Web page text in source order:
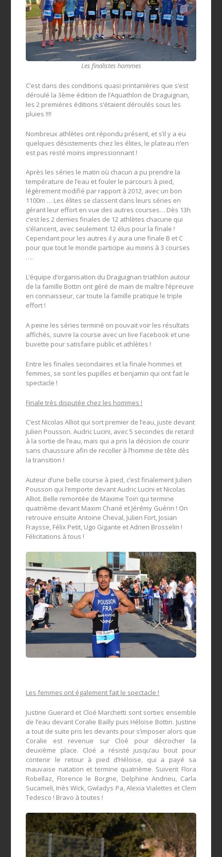
Les finalistes hommes
C’est dans des conditions quasi printanières que s’est
déroulé la 3ème édition de l’Aquathlon de Draguignan,
les 2 premières éditions s’étaient déroulés sous les
pluies !!!!
Nombreux athlètes ont répondu présent, et s’il y a eu
quelques désistements chez les élites, le plateau n’en
est pas resté moins impressionnant !
Après les séries le matin où chacun a pu prendre la
température de l’eau et fouler le parcours à pied,
légèrement modifié par rapport à 2012, avec un bon
1100m … Les élites se classent dans leurs séries en
gérant leur effort en vue des autres courses… Dès 13h
c’est les 2 demies finales de 12 athlètes chacune qui
s’élancent, avec seulement 12 élus pour la finale !
Cependant pour les autres il y aura une finale B et C
pour que tout le monde participe au moins à 3 courses
….
L’équipe d’organisation du Draguignan triathlon autour
de la famille Bottin ont géré de main de maître l’épreuve
en connaisseur, car toute la famille pratique le triple
effort !
A peine les séries terminé on pouvait voir les résultats
affichés, suivre la course avec un live Facebook et une
buvette pour satisfaire public et athlètes !
Entre les finales secondaires et la finale hommes et
femmes, se sont les pupilles et benjamin qui ont fait le
spectacle !
Finale très disputée chez les hommes !
C’est Nicolas Alliot qui sort premier de l’eau, juste devant
Julien Pousson. Audric Lucini, avec 5 secondes de retard
à la sortie de l’eau, mais qui a pris la décision de courir
sans chaussure afin de recoller à l’homme de tête dès
la transition !
Auteur d’une belle course à pied, c’est finalement Julien
Pousson qui l’emporte devant Audric Lucini et Nicolas
Alliot. Belle remontée de Maxime Toin qui termine
quatrième devant Maxim Chané et Jérémy Guérin ! On
retrouve ensuite Antoine Cheval, Julien Fort, Josian
Fraysse, Félix Petit, Ugo Gigante et Adrien Brosselin !
Félicitations à tous !
Les femmes ont également fait le spectacle !
Justine Guerard et Cloé Marchetti sont sorties ensemble
de l’eau devant Coralie Bailly puis Héloïse Bottin. Justine
a tout de suite pris les devants pour s’imposer alors que
Coralie est revenue sur Cloé pour décrocher la
deuxième place. Cloé a résisté jusqu’au bout pour
contenir le retour à pied d’Héloïse, qui a payé sa
mauvaise natation et termine quatrième. Suivent Flora
Robellaz, Florence le Borgne, Delphine Andrieu, Carla
Sucameli, Inès Wick, Gwladys Pa, Alexia Vialettes et Clem
Tedesco ! Bravo à toutes !